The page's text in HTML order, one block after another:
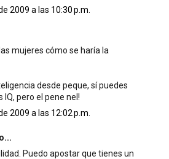
2009 a las 10:30 p.m.
mujeres cómo se haría la
desde peque, sí puedes
IQ, pero el pene nel!
2009 a las 12:02 p.m.
Puedo apostar que tienes un